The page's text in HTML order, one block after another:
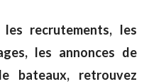
les recrutements, les
les annonces de
bateaux, retrouvez